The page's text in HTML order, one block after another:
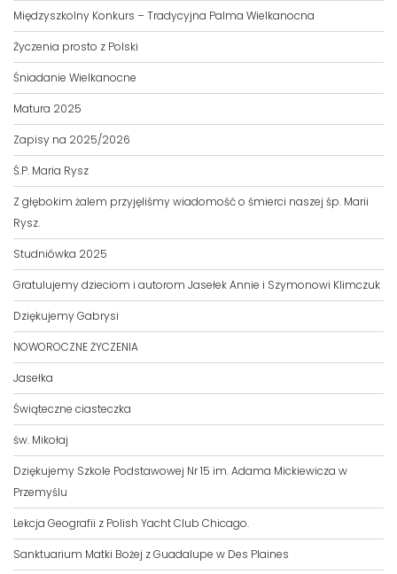
Międzyszkolny Konkurs – Tradycyjna Palma Wielkanocna
Życzenia prosto z Polski
Śniadanie Wielkanocne
Matura 2025
Zapisy na 2025/2026
Ś.P. Maria Rysz
Z głębokim żalem przyjęliśmy wiadomość o śmierci naszej śp. Marii
Rysz.
Studniówka 2025
Gratulujemy dzieciom i autorom Jasełek Annie i Szymonowi Klimczuk
Dziękujemy Gabrysi
NOWOROCZNE ŻYCZENIA
Jasełka
Świąteczne ciasteczka
św. Mikołaj
Dziękujemy Szkole Podstawowej Nr 15 im. Adama Mickiewicza w
Przemyślu
Lekcja Geografii z Polish Yacht Club Chicago.
Sanktuarium Matki Bożej z Guadalupe w Des Plaines